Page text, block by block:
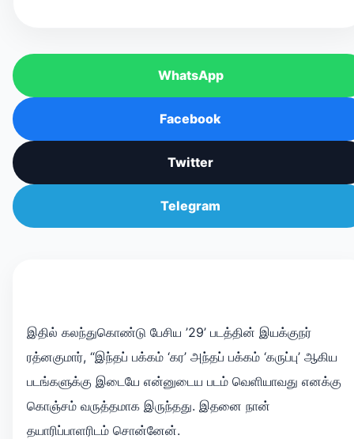
WhatsApp
Facebook
Twitter
Telegram
இதில் கலந்துகொண்டு பேசிய ’29’ படத்தின் இயக்குநர்
ரத்னகுமார், “இந்தப் பக்கம் ‘கர’ அந்தப் பக்கம் ‘கருப்பு’ ஆகிய
படங்களுக்கு இடையே என்னுடைய படம் வெளியாவது எனக்கு
கொஞ்சம் வருத்தமாக இருந்தது. இதனை நான்
தயாரிப்பாளரிடம் சொன்னேன்.